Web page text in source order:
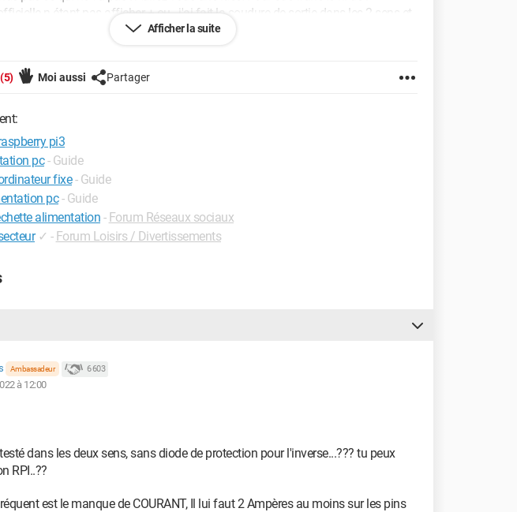
n étant pas afficher + ou - j'ai fait la soudure de sortie dans les 2 sens et
avec un résultat négatif).Afficher la suite
Moi aussi Partager
pi3
pc - Guide
fixe - Guide
pc - Guide
alimentation - Forum Réseaux sociaux
✓ - Forum Loisirs / Divertissements
Ambassadeur 6 603
à 12:00
dans les deux sens, sans diode de protection pour l'inverse...??? tu peux
RPI..??
est le manque de COURANT, Il lui faut 2 Ampères au moins sur les pins